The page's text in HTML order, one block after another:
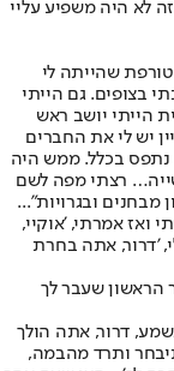
לא היה משפיע עליי
שהייתה לי
בצופים. גם הייתי
הייתי יושב ראש
יש לי את החברים
בכלל. ממש היה
רצתי מפה לשם
ובגרויות"...
ואז אמרתי, 'אוקיי,
'דרור, אתה בחרת
הדבר הראשון שעבר לך
דרור, אתה הולך
ותרד מהבמה,